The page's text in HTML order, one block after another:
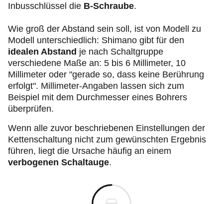
Inbusschlüssel die B-Schraube.
Wie groß der Abstand sein soll, ist von Modell zu
Modell unterschiedlich: Shimano gibt für den
idealen Abstand je nach Schaltgruppe
verschiedene Maße an: 5 bis 6 Millimeter, 10
Millimeter oder "gerade so, dass keine Berührung
erfolgt". Millimeter-Angaben lassen sich zum
Beispiel mit dem Durchmesser eines Bohrers
überprüfen.
Wenn alle zuvor beschriebenen Einstellungen der
Kettenschaltung nicht zum gewünschten Ergebnis
führen, liegt die Ursache häufig an einem
verbogenen Schaltauge.